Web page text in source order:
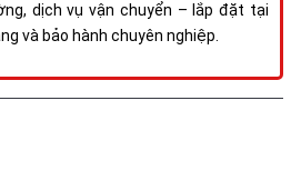
dịch vụ vận chuyển – lắp đặt tại
và bảo hành chuyên nghiệp.